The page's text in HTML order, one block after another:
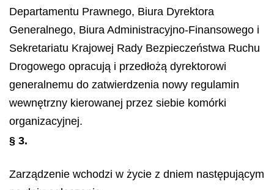
Departamentu Prawnego, Biura Dyrektora
Generalnego, Biura Administracyjno-Finansowego i
Sekretariatu Krajowej Rady Bezpieczeństwa Ruchu
Drogowego opracują i przedłożą dyrektorowi
generalnemu do zatwierdzenia nowy regulamin
wewnętrzny kierowanej przez siebie komórki
organizacyjnej.
§ 3.
Zarządzenie wchodzi w życie z dniem następującym